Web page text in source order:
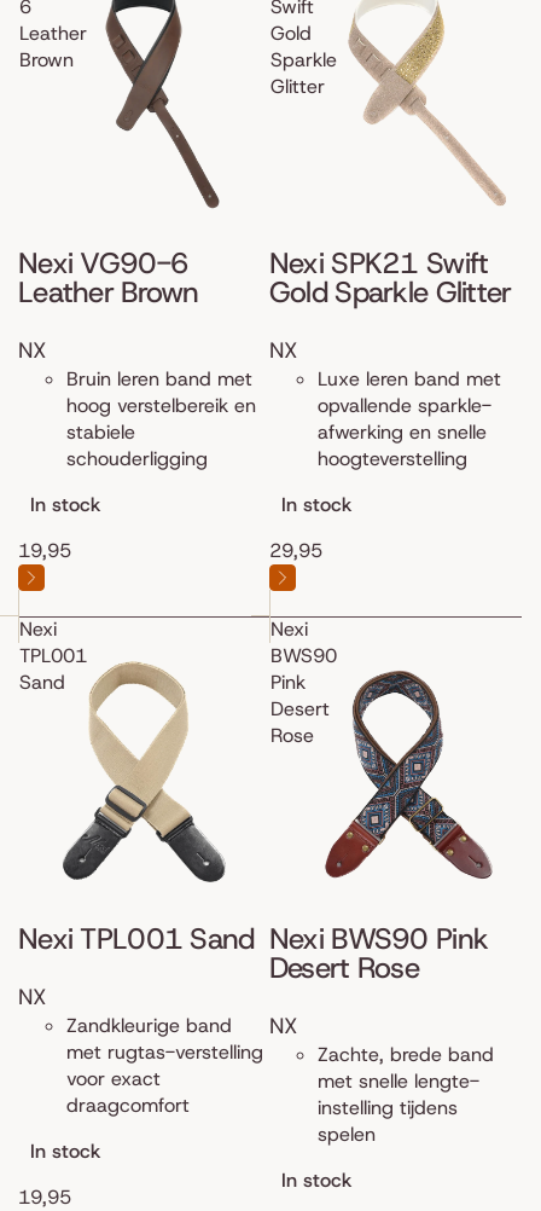
6
Leather
Brown
Nexi VG90-6
Leather Brown
NX
Bruin leren band met
hoog verstelbereik en
stabiele
schouderligging
In stock
19,95
Swift
Gold
Sparkle
Glitter
Nexi SPK21 Swift
Gold Sparkle Glitter
NX
Luxe leren band met
opvallende sparkle-
afwerking en snelle
hoogteverstelling
In stock
29,95
Nexi
TPL001
Sand
Nexi TPL001 Sand
NX
Zandkleurige band
met rugtas-verstelling
voor exact
draagcomfort
In stock
19,95
Nexi
BWS90
Pink
Desert
Rose
Nexi BWS90 Pink
Desert Rose
NX
Zachte, brede band
met snelle lengte-
instelling tijdens
spelen
In stock